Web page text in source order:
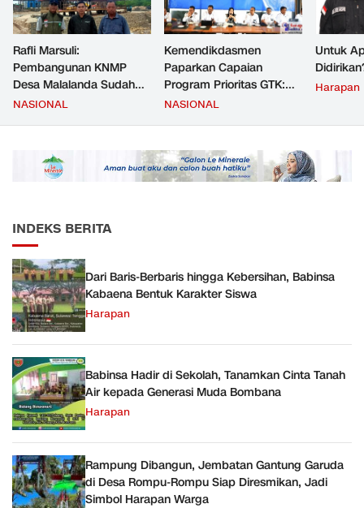
Rafli Marsuli:
Pembangunan KNMP
Desa Malalanda Sudah
Mencapai 69 Persen dan
JMD dan JMF
NASIONAL
Kemendikdasmen
Paparkan Capaian
Program Prioritas GTK:
Kompetensi Meningkat,
NASIONAL
Untuk
Harapan
INDEKS BERITA
Dari Baris-Berbaris hingga Kebersihan, Babinsa
Kabaena Bentuk Karakter Siswa
Harapan
Babinsa Hadir di Sekolah, Tanamkan Cinta Tanah
Air kepada Generasi Muda Bombana
Harapan
Rampung Dibangun, Jembatan Gantung Garuda
di Desa Rompu-Rompu Siap Diresmikan, Jadi
Simbol Harapan Warga